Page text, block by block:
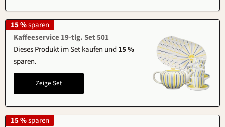
Kaffeeservice 19-tlg. Set 501
Dieses Produkt im Set kaufen und 15 %
sparen.
Zeige Set
15 %sparen
15 %sparen